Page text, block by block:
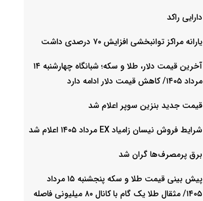
دارایی راکد
یارانه مراکز توانبخشی افزایش ۷۰ درصدی داشت
آخرین قیمت دلار، طلا و سکه؛ شبانگاه چهارشنبه ۱۴
مرداد ۱۴۰۵/ کاهش قیمت دلار ادامه دارد
قیمت جدید بنزین سوپر اعلام شد
شرایط فروش نیسان زامیاد EX مرداد ۱۴۰۵ اعلام شد
برق پرمصرف‌ها گران شد
پیش‌ بینی قیمت طلا و سکه پنجشنبه ۱۵ مرداد
۱۴۰۵/ مثقال طلا یک گام با کانال ۸۰ میلیونی فاصله